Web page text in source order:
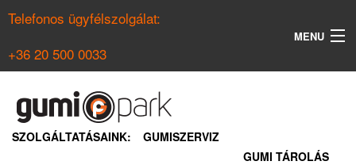
Telefonos ügyfélszolgálat:
+36 20 500 0033
MENU
NYÁRI GUMI KERESŐ
SZOLGÁLTATÁSAINK:
GUMISZERVIZ
GUMI TÁROLÁS